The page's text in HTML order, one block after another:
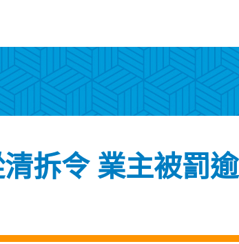
清拆令 業主被罰逾